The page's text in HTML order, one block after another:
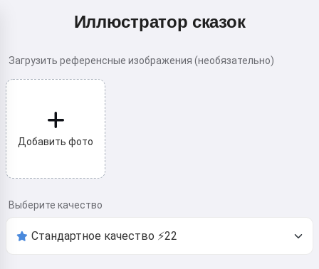
Иллюстратор сказок
Загрузить референсные изображения (необязательно)
Добавить фото
Выберите качество